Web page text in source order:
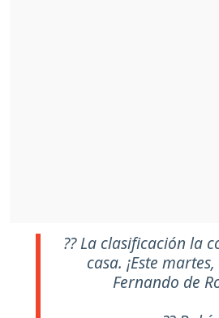
?? La clasificación la
casa. ¡Este
Fernando de